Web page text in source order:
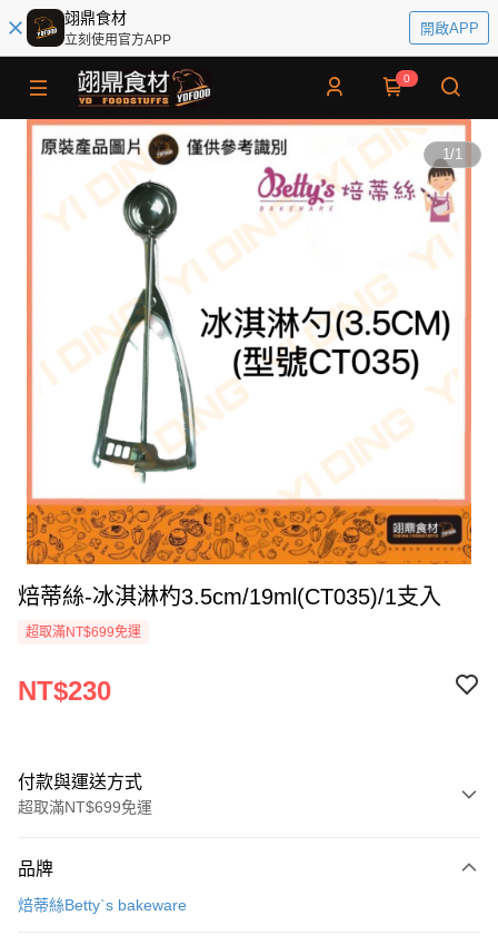
翊鼎食材
立刻使用官方APP
開啟APP
0
1/1
焙蒂絲-冰淇淋杓3.5cm/19ml(CT035)/1支入
超取滿NT$699免運
NT$230
付款與運送方式
超取滿NT$699免運
信用卡一次付款
品牌
焙蒂絲Betty`s bakeware